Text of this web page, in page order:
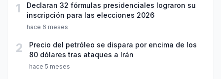
1
Declaran 32 fórmulas presidenciales lograron su
inscripción para las elecciones 2026
hace 6 meses
2
Precio del petróleo se dispara por encima de los
80 dólares tras ataques a Irán
hace 5 meses